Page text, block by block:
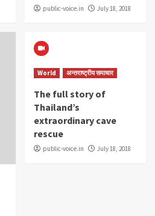
public-voice.in July 18, 2018
World अन्तराष्ट्रीय समाचार
The full story of
Thailand’s
extraordinary cave
rescue
public-voice.in July 18, 2018